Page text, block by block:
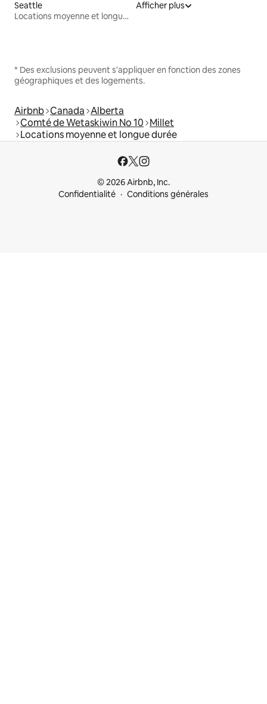
Seattle
Locations moyenne et longue durée
Afficher plus
* Des exclusions peuvent s'appliquer en fonction des zones
géographiques et des logements.
Airbnb Canada Alberta
Comté de Wetaskiwin No 10 Millet
Locations moyenne et longue durée
© 2026 Airbnb, Inc.
Confidentialité
Conditions générales